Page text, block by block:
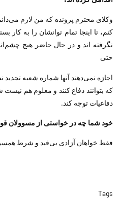
وکلای محترم پرونده که من لازم
کنم، تا اینجا تمام توانشان را به کار
نگرفته اند و در حال حاضر هیچ
حتی
اجازه نمی‌دهند آنها شماره شعبه تجدید
که بتوانند دفاع کنند و معلوم هم
دفاعیات توجه کند.
خود شما چه در خواستی از مسوولان
فقط خواهان آزادی بی‌قید و شرط
Tags